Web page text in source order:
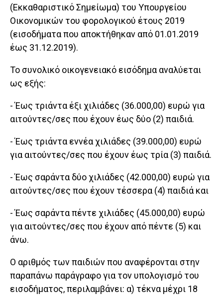
(Εκκαθαριστικό Σημείωμα) του Υπουργείου
Οικονομικών του φορολογικού έτους 2019
(εισοδήματα που αποκτήθηκαν από 01.01.2019
έως 31.12.2019).
Το συνολικό οικογενειακό εισόδημα αναλύεται
ως εξής:
- Έως τριάντα έξι χιλιάδες (36.000,00) ευρώ για
αιτούντες/σες που έχουν έως δύο (2) παιδιά.
- Έως τριάντα εννέα χιλιάδες (39.000,00) ευρώ
για αιτούντες/σες που έχουν έως τρία (3) παιδιά.
- Έως σαράντα δύο χιλιάδες (42.000,00) ευρώ για
αιτούντες/σες που έχουν τέσσερα (4) παιδιά και
- Έως σαράντα πέντε χιλιάδες (45.000,00) ευρώ
για αιτούντες/σες που έχουν από πέντε (5) και
άνω.
Ο αριθμός των παιδιών που αναφέρονται στην
παραπάνω παράγραφο για τον υπολογισμό του
εισοδήματος, περιλαμβάνει: α) τέκνα μέχρι 18